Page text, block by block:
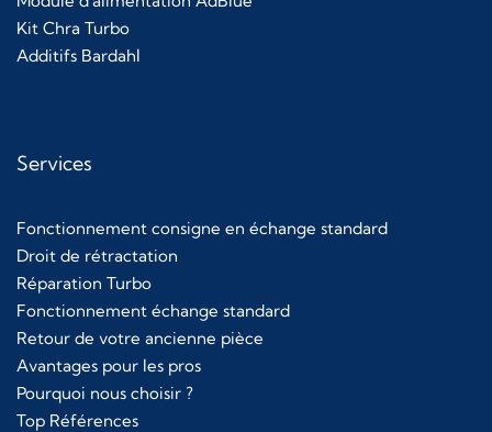
Kit Chra Turbo
Additifs Bardahl
Services
Fonctionnement consigne en échange standard
Droit de rétractation
Réparation Turbo
Fonctionnement échange standard
Retour de votre ancienne pièce
Avantages pour les pros
Pourquoi nous choisir ?
Top Références